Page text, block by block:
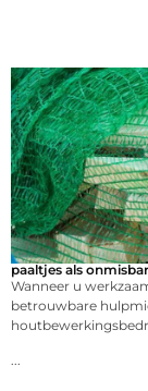
paaltjes als
Wanneer u
betrouwbare
...